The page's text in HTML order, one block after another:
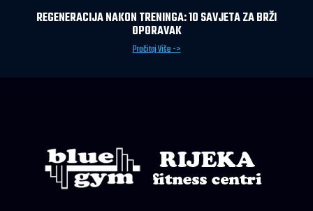
REGENERACIJA NAKON TRENINGA: 10 SAVJETA ZA BRŽI
OPORAVAK
Pročitaj Više ->